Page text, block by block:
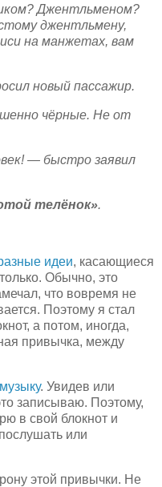
Джентльменом?
джентльмену,
на манжетах, вам
новый пассажир.
чёрные. Не от
— быстро заявил
телёнок».
идеи, касающиеся
Обычно, это
что вовремя не
Поэтому я стал
а потом, иногда,
привычка, между
музыку. Увидев или
записываю. Поэтому,
в свой блокнот и
или
этой привычки. Не